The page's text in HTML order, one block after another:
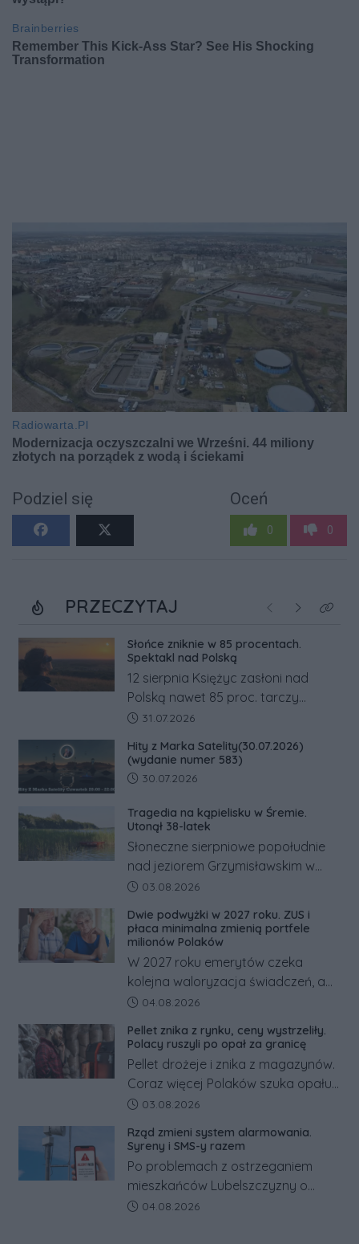
Podziel się Oceń
0 0
PRZECZYTAJ Poprzednie
NastępneKliknij
Słońce zniknie w 85 procentach.
Spektakl nad Polską
12 sierpnia Księżyc zasłoni nad
Polską nawet 85 proc. tarczy
Słońca. Największe zaćmienie od 27
zachodem.
Data dodania artykułu:
31.07.2026
Hity z Marka Satelity(30.07.2026)
(wydanie numer 583)
Data dodania artykułu:
30.07.2026
Tragedia na kąpielisku w Śremie.
Utonął 38-latek
Słoneczne sierpniowe popołudnie
nad jeziorem Grzymisławskim w
powiecie śremskim zakończyło się
odwrócić nawet natychmiastowe
działania służb ratunkowych.
Data dodania artykułu:
03.08.2026
Dwie podwyżki w 2027 roku. ZUS i
płaca minimalna zmienią portfele
milionów Polaków
W 2027 roku emerytów czeka
kolejna waloryzacja świadczeń, a
pracowników podwyżka płacy
tym zmianom zyskają.
Data dodania artykułu:
04.08.2026
Pellet znika z rynku, ceny wystrzeliły.
Polacy ruszyli po opał za granicę
Pellet drożeje i znika z magazynów.
Coraz więcej Polaków szuka opału
za granicą, gdzie bywa nawet
Co się dzieje?
Data dodania artykułu:
03.08.2026
Rząd zmieni system alarmowania.
Syreny i SMS-y razem
Po problemach z ostrzeganiem
mieszkańców Lubelszczyzny o
rosyjskim zagrożeniu rząd
Data dodania artykułu:
04.08.2026